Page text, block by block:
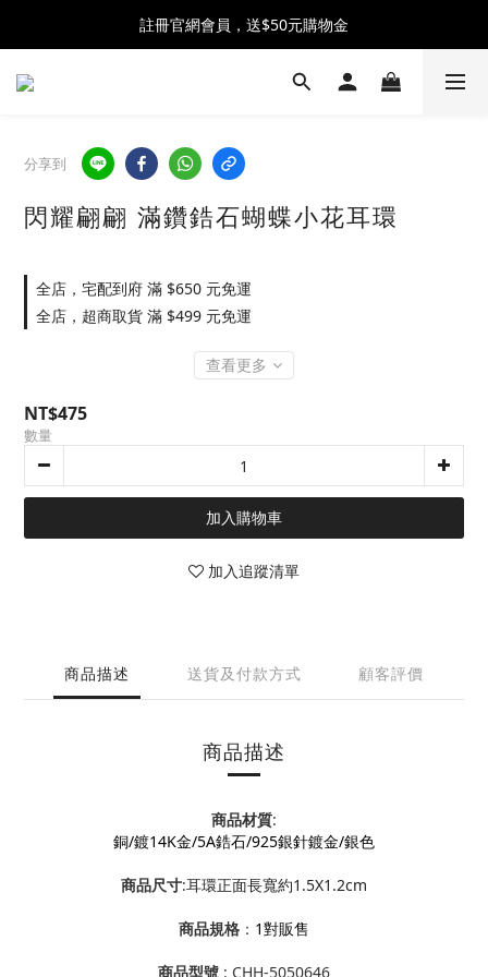
全館消費滿$2300 贈 ♡ 奶油泡芙化妝包 ♡
註冊官網會員，送$50元購物金
全館消費滿$2300 贈 ♡ 奶油泡芙化妝包 ♡
分享到
閃耀翩翩 滿鑽鋯石蝴蝶小花耳環
全店，宅配到府 滿 $650 元免運
全店，超商取貨 滿 $499 元免運
查看更多
NT$475
數量
加入購物車
加入追蹤清單
商品描述 送貨及付款方式 顧客評價
商品描述
商品材質:
銅/鍍14K金/5A鋯石/925銀針鍍金/銀色
商品尺寸:耳環正面長寬約1.5X1.2cm
商品規格 ： 1對販售
商品型號 : CHH-5050646